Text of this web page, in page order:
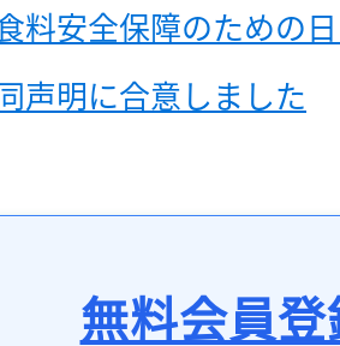
料安全保障のための
声明に合意しました
無料会員